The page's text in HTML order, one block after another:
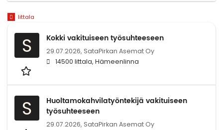
Iittala
S Kokki vakituiseen työsuhteeseen
29.07.2026, SataPirkan Asemat Oy
14500 Iittala, Hämeenlinna
S
Huoltamokahvilatyöntekijä vakituiseen
työsuhteeseen
29.07.2026, SataPirkan Asemat Oy